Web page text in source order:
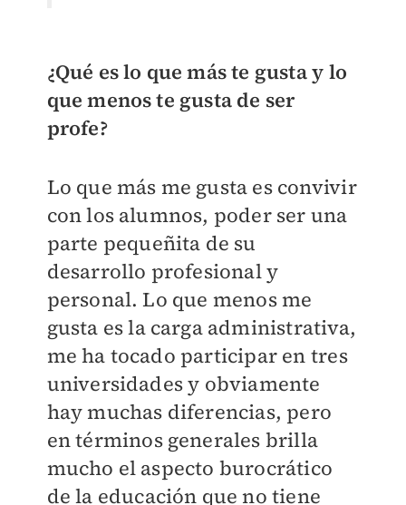
¿Qué es lo que más te gusta y lo
que menos te gusta de ser
profe?
Lo que más me gusta es convivir
con los alumnos, poder ser una
parte pequeñita de su
desarrollo profesional y
personal. Lo que menos me
gusta es la carga administrativa,
me ha tocado participar en tres
universidades y obviamente
hay muchas diferencias, pero
en términos generales brilla
mucho el aspecto burocrático
de la educación que no tiene